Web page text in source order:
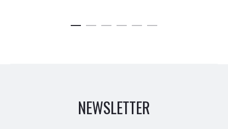
initial
actuel
NEWSLETTER